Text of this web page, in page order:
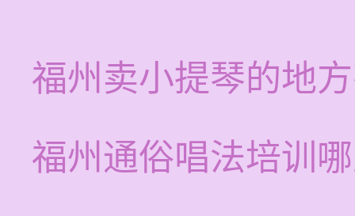
福州卖小提琴的地
福州通俗唱法培训